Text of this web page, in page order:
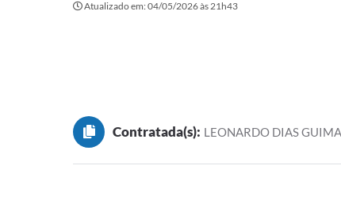
Atualizado em: 04/05/2026 às 21h43
Contratada(s): LEONARDO DIAS